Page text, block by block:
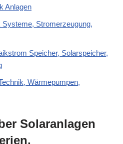
Anlagen
Stromerzeugung,
Speicher, Solarspeicher,
Wärmepumpen,
Solaranlagen